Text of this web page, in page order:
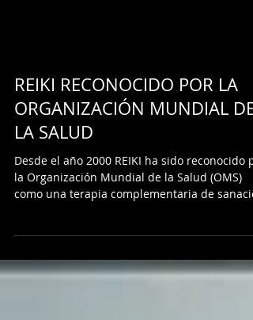
ORGANIZACIÓN MUNDIAL DE
LA SALUD
la Organización Mundial de la Salud (OMS)
como una terapia complementaria de
y se...